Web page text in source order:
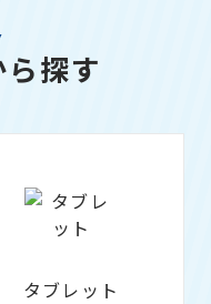
探す
タブレット